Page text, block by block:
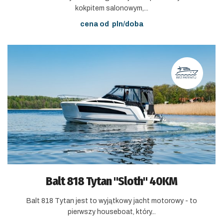
kokpitem salonowym,...
cena od pln/doba
Balt 818 Tytan "Sloth" 40KM
Balt 818 Tytan jest to wyjątkowy jacht motorowy - to
pierwszy houseboat, który...